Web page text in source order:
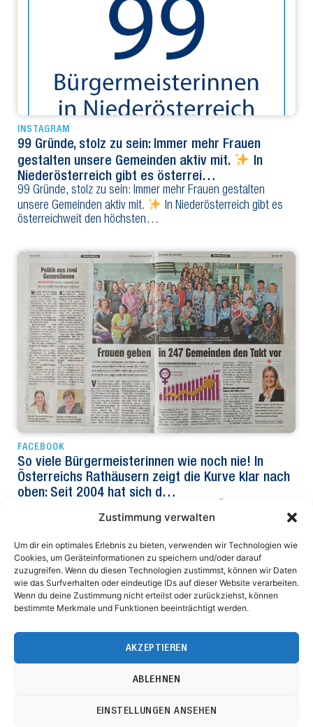
Zustimmung verwalten
Um dir ein optimales Erlebnis zu bieten, verwenden wir Technologien wie
Cookies, um Geräteinformationen zu speichern und/oder darauf
zuzugreifen. Wenn du diesen Technologien zustimmst, können wir Daten
wie das Surfverhalten oder eindeutige IDs auf dieser Website verarbeiten.
Wenn du deine Zustimmung nicht erteilst oder zurückziehst, können
bestimmte Merkmale und Funktionen beeinträchtigt werden.
AKZEPTIEREN
ABLEHNEN
EINSTELLUNGEN ANSEHEN
INSTAGRAM
99 Gründe, stolz zu sein: Immer mehr Frauen
gestalten unsere Gemeinden aktiv mit.
In
Niederösterreich gibt es österrei…
99 Gründe, stolz zu sein: Immer mehr Frauen gestalten
unsere Gemeinden aktiv mit.
In Niederösterreich gibt es
österreichweit den höchsten…
FACEBOOK
So viele Bürgermeisterinnen wie noch nie! In
Österreichs Rathäusern zeigt die Kurve klar nach
oben: Seit 2004 hat sich d…
Rathäusern zeigt die Kurve klar nach oben: Seit 2004 hat sich
Niederösterreichischer Gemeindebund
Ferstlergasse 4
3100 St. Pölten
Bürozeiten: MO – DO 8.00 bis 17.00 Uhr, FR 8.00 bis 12.00 Uhr
Fax: 02742/9020-8800